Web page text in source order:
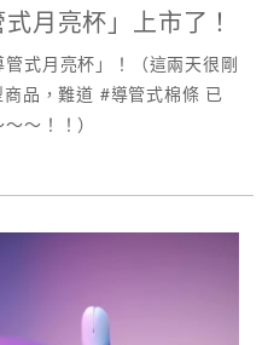
月亮杯」上市了！
式月亮杯」！（這兩天很剛
品，難道 #導管式棉條 已
～！！）